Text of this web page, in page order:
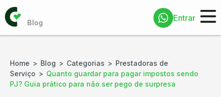
Entrar
Home Blog Categorias
Prestadoras de
Serviço
Quanto guardar para pagar impostos sendo
PJ? Guia prático para não ser pego de surpresa